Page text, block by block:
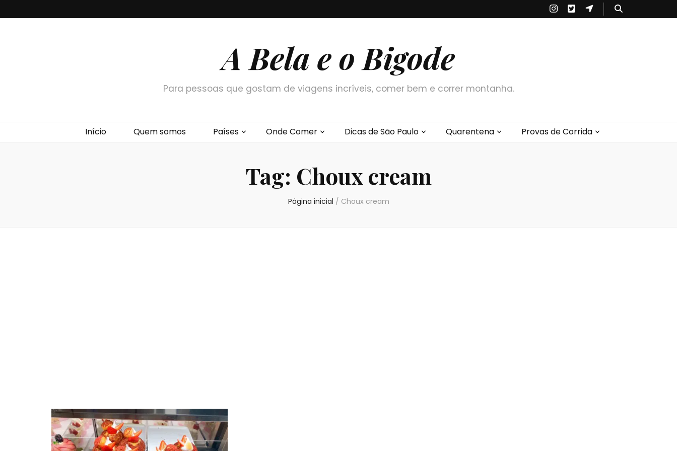
A Bela e o Bigode
Para pessoas que gostam de viagens incríveis, comer bem e correr montanha.
Início Quem somos Países Onde Comer Dicas de São Paulo Quarentena Provas de Corrida
Tag: Choux cream
Página inicial / Choux cream